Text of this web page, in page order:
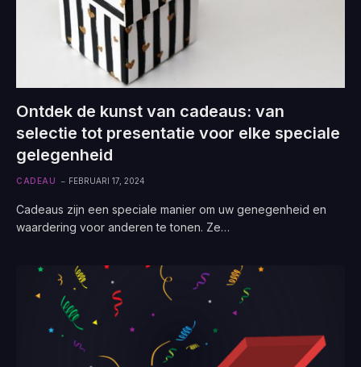
Ontdek de kunst van cadeaus: van
selectie tot presentatie voor elke speciale
gelegenheid
CADEAU FEBRUARI 17, 2024
Cadeaus zijn een speciale manier om uw genegenheid en
waardering voor anderen te tonen. Ze…